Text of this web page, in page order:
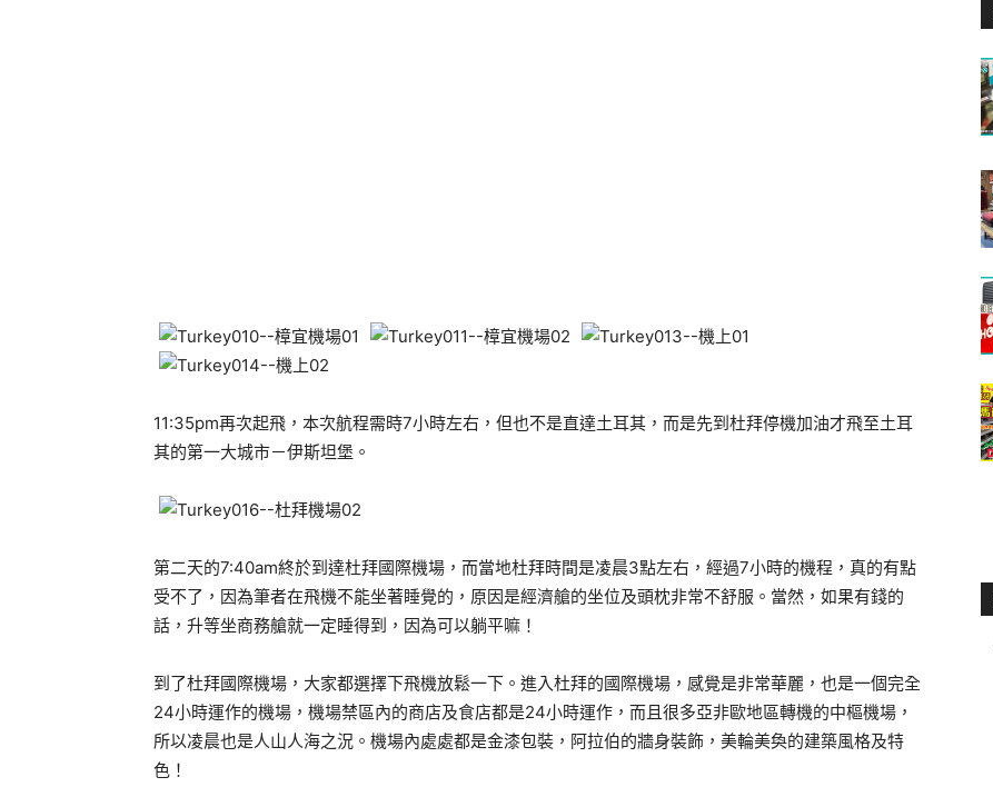
11:35pm再次起飛，本次航程需時7小時左右，但也不是直達土耳其，而是先到杜拜停機加油才飛至土耳
其的第一大城市－伊斯坦堡。
第二天的7:40am終於到達杜拜國際機場，而當地杜拜時間是凌晨3點左右，經過7小時的機程，真的有點
受不了，因為筆者在飛機不能坐著睡覺的，原因是經濟艙的坐位及頭枕非常不舒服。當然，如果有錢的
話，升等坐商務艙就一定睡得到，因為可以躺平嘛！
到了杜拜國際機場，大家都選擇下飛機放鬆一下。進入杜拜的國際機場，感覺是非常華麗，也是一個完全
24小時運作的機場，機場禁區內的商店及食店都是24小時運作，而且很多亞非歐地區轉機的中樞機場，
所以凌晨也是人山人海之況。機場內處處都是金漆包裝，阿拉伯的牆身裝飾，美輪美奐的建築風格及特
色！